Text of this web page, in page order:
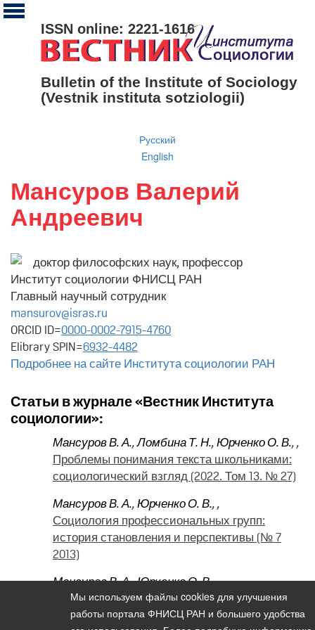
ISSN online: 2221-1616
Bulletin of the Institute of Sociology
(Vestnik instituta sotziologii)
Русский
English
Мансуров Валерий
Андреевич
доктор философских наук, профессор
Институт социологии ФНИСЦ РАН
Главный научный сотрудник
mansurov@isras.ru
ORCID ID=0000-0002-7915-4760
Elibrary SPIN=6932-4482
Подробнее на сайте Института социологии РАН
Статьи в журнале «Вестник Института
социологии»:
Мансуров В. А.,Ломбина Т. Н.,Юрченко О. В.,,
Проблемы понимания текста школьниками:
социологический взгляд (2022. Том 13. № 27)
Мансуров В. А.,Юрченко О. В.,,
Социология профессиональных групп:
история становления и перспективы (№ 7
2013)
Мансуров В. А.,Юрченко О. В.,,
Профессиональная идеология альтруизма
российских врачей (№ 1 2010)
Мы используем файлы cookies для улучшения
работы портала ФНИСЦ РАН и большего удобства